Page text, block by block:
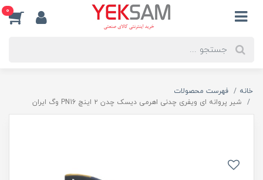
0
خانه
فهرست محصولات
شیر پروانه ای ویفری چدنی اهرمی دیسک چدن ۲ اینچ PN16 وگ ایران